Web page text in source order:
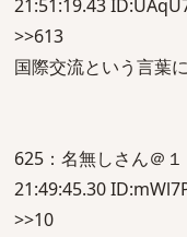
21:51:19.43
>>613
国際交流という言葉
625：名無しさん＠
21:49:45.30
>>10